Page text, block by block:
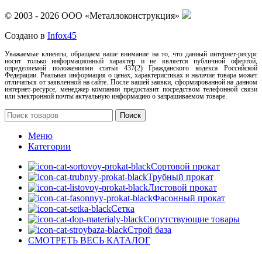
© 2003 - 2026 ООО «Металлоконструкция»
Создано в Infox45
Уважаемые клиенты, обращаем ваше внимание на то, что данный интернет-ресурс
носит только информационный характер и не является публичной офертой,
определяемой положениями статьи 437(2) Гражданского кодекса Российской
Федерации. Реальная информация о ценах, характеристиках и наличие товара может
отличаться от заявленной на сайте. После вашей заявки, сформированной на данном
интернет-ресурсе, менеджер компании предоставит посредством телефонной связи
или электронной почты актуальную информацию о запрашиваемом товаре.
Поиск
Меню
Категории
Сортовой прокат
Трубный прокат
Листовой прокат
Фасонный прокат
Сетка
Сопутствующие товары
Строй база
СМОТРЕТЬ ВЕСЬ КАТАЛОГ